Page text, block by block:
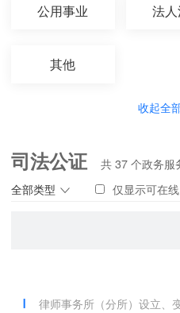
公用事业 法
其他
收起全
司法公证
全部类型
共37 个政务服
仅显示可在
律师事务所（分所）设立、